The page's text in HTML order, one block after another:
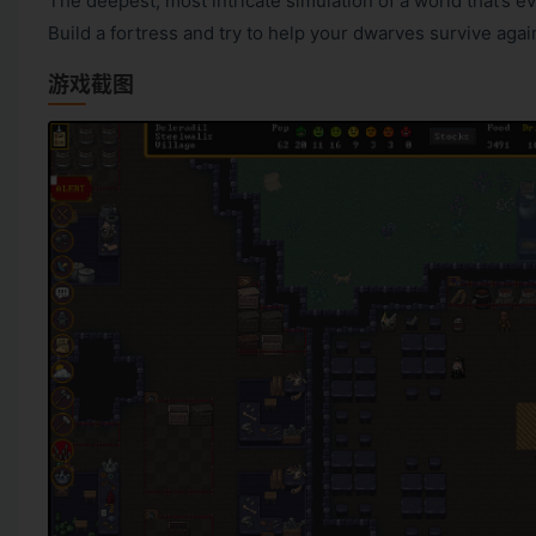
Build a fortress and try to help your dwarves survive
游戏截图